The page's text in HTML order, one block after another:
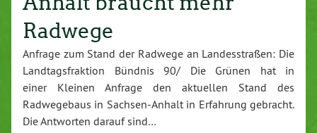
Radwege
Anfrage zum Stand der Radwege an Landesstraßen: Die
Landtagsfraktion Bündnis 90/ Die Grünen hat in
einer Kleinen Anfrage den aktuellen Stand des
Radwegebaus in Sachsen-Anhalt in Erfahrung gebracht.
Die Antworten darauf sind…